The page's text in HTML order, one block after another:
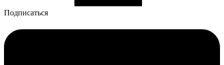
Подписаться